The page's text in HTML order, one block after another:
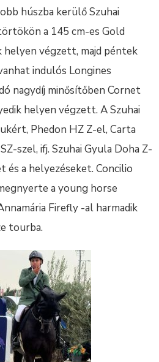
húszba kerülő Szuhai
a 145 cm-es Gold
végzett, majd péntek
indulós Longines
nagydíj minősítőben Cornet
helyen végzett. A Szuhai
Phedon HZ Z-el, Carta
szel, ifj. Szuhai Gyula Doha Z-
és a helyezéseket. Concilio
a young horse
Firefly -al harmadik
tourba.